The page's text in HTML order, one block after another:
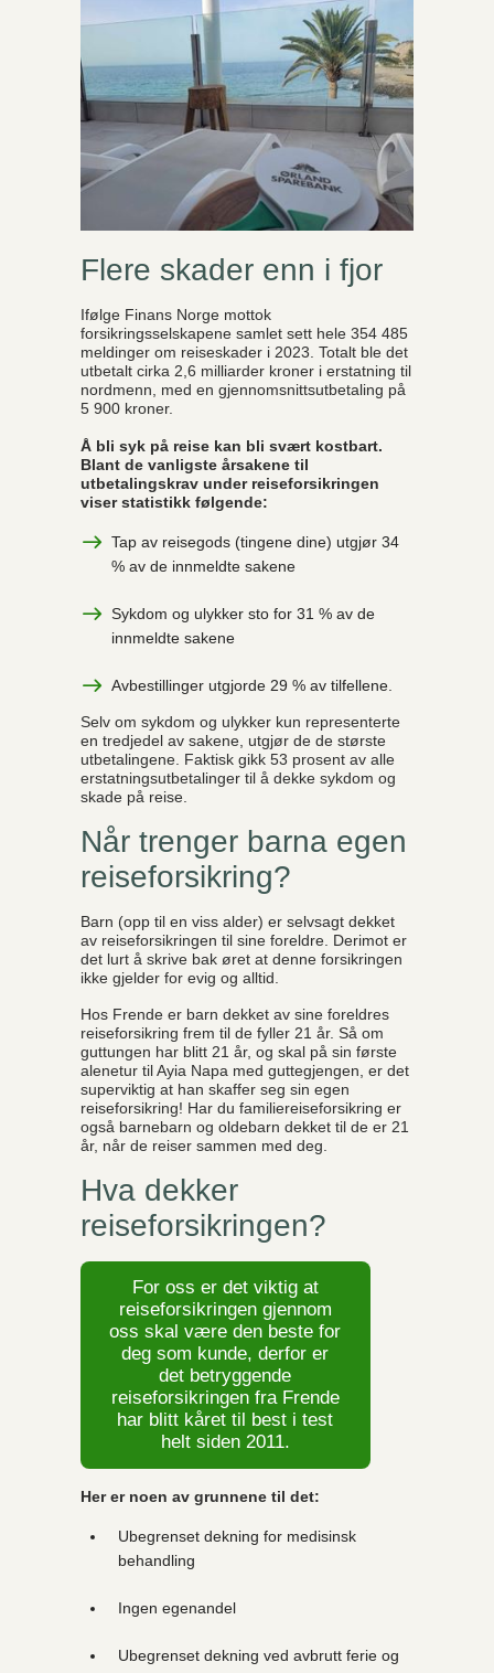
Flere skader enn i fjor
Ifølge Finans Norge mottok
forsikringsselskapene samlet sett hele 354 485
meldinger om reiseskader i 2023. Totalt ble det
utbetalt cirka 2,6 milliarder kroner i erstatning til
nordmenn, med en gjennomsnittsutbetaling på
5 900 kroner.
Å bli syk på reise kan bli svært kostbart.
Blant de vanligste årsakene til
utbetalingskrav under reiseforsikringen
viser statistikk følgende:
Tap av reisegods (tingene dine) utgjør 34
% av de innmeldte sakene
Sykdom og ulykker sto for 31 % av de
innmeldte sakene
Avbestillinger utgjorde 29 % av tilfellene.
Selv om sykdom og ulykker kun representerte
en tredjedel av sakene, utgjør de de største
utbetalingene. Faktisk gikk 53 prosent av alle
erstatningsutbetalinger til å dekke sykdom og
skade på reise.
Når trenger barna egen
reiseforsikring?
Barn (opp til en viss alder) er selvsagt dekket
av reiseforsikringen til sine foreldre. Derimot er
det lurt å skrive bak øret at denne forsikringen
ikke gjelder for evig og alltid.
Hos Frende er barn dekket av sine foreldres
reiseforsikring frem til de fyller 21 år. Så om
guttungen har blitt 21 år, og skal på sin første
alenetur til Ayia Napa med guttegjengen, er det
superviktig at han skaffer seg sin egen
reiseforsikring! Har du familiereiseforsikring er
også barnebarn og oldebarn dekket til de er 21
år, når de reiser sammen med deg.
Hva dekker
reiseforsikringen?
For oss er det viktig at
reiseforsikringen gjennom
oss skal være den beste for
deg som kunde, derfor er
det betryggende
reiseforsikringen fra Frende
har blitt kåret til best i test
helt siden 2011.
Her er noen av grunnene til det:
Ubegrenset dekning for medisinsk
behandling
Ingen egenandel
Ubegrenset dekning ved avbrutt ferie og